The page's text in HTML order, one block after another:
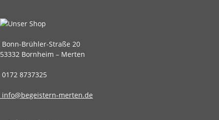
Bonn-Brühler-Straße 20
53332 Bornheim – Merten
0172 8737325
info@begeistern-merten.de